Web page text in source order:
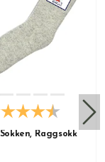
Raggsokk